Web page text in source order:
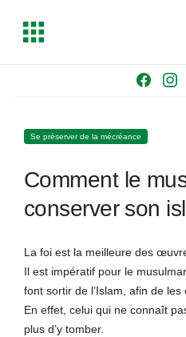
o
k
g
a
T
g
e
Se préserver de la mécréance
Comment le
conserver son
La foi est la meilleure des
Il est impératif pour le
font sortir de l’Islam, afin de
En effet, celui qui ne connaît
plus d’y tomber.